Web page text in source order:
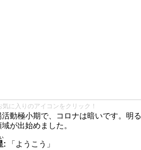
に入りのアイコンをクリック！
活動極小期で、コロナは暗いです。明る
域が出始めました。
:
「ようこう」